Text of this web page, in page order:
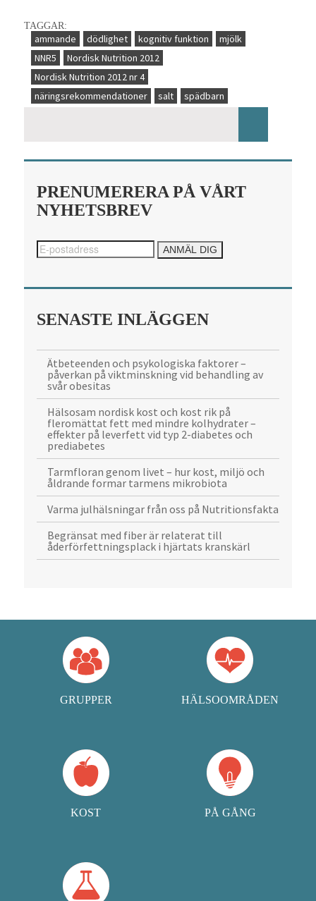
TAGGAR:
ammande dödlighet kognitiv funktion
mjölk
NNR5
Nordisk Nutrition 2012
Nordisk Nutrition 2012 nr 4
näringsrekommendationer
salt spädbarn
PRENUMERERA PÅ VÅRT
NYHETSBREV
SENASTE INLÄGGEN
Ätbeteenden och psykologiska faktorer –
påverkan på viktminskning vid behandling av
svår obesitas
Hälsosam nordisk kost och kost rik på
fleromättat fett med mindre kolhydrater –
effekter på leverfett vid typ 2-diabetes och
prediabetes
Tarmfloran genom livet – hur kost, miljö och
åldrande formar tarmens mikrobiota
Varma julhälsningar från oss på Nutritionsfakta
Begränsat med fiber är relaterat till
åderförfettningsplack i hjärtats kranskärl
GRUPPER HÄLSOOMRÅDEN
KOST PÅ GÅNG